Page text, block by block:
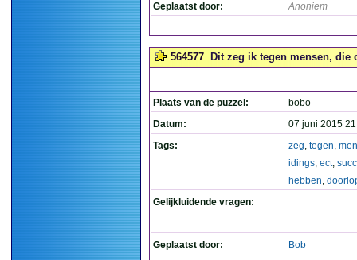
Geplaatst door: Anoniem
564577 Dit zeg ik tegen mensen,
Plaats van de puzzel:
bobo
Datum:
07 juni 2015
Tags:
zeg, tegen,
idings, ect,
hebben,
Gelijkluidende vragen:
Geplaatst door: Bob